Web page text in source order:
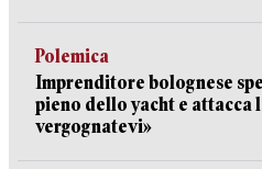
Polemica
Imprenditore bolognese
pieno dello yacht e attacca
vergognatevi»